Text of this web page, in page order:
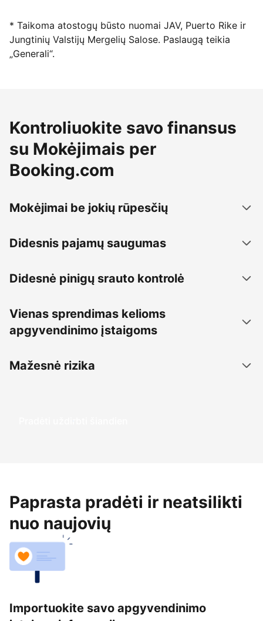
* Taikoma atostogų būsto nuomai JAV, Puerto Rike ir
Jungtinių Valstijų Mergelių Salose. Paslaugą teikia
„Generali“.
Kontroliuokite savo finansus
su Mokėjimais per
Booking.com
Mokėjimai be jokių rūpesčių
Didesnis pajamų saugumas
Didesnė pinigų srauto kontrolė
Vienas sprendimas kelioms
apgyvendinimo įstaigoms
Mažesnė rizika
Pradėti uždirbti šiandien
Paprasta pradėti ir neatsilikti
nuo naujovių
Importuokite savo apgyvendinimo